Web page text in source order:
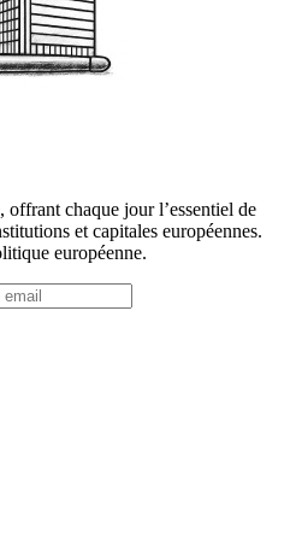
chaque jour l’essentiel de
et capitales européennes.
européenne.